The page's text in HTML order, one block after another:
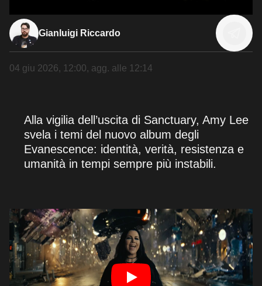
Gianluigi Riccardo
04 giu 2026, 12:00, agg. alle 12:14
Alla vigilia dell’uscita di Sanctuary, Amy Lee
svela i temi del nuovo album degli
Evanescence: identità, verità, resistenza e
umanità in tempi sempre più instabili.